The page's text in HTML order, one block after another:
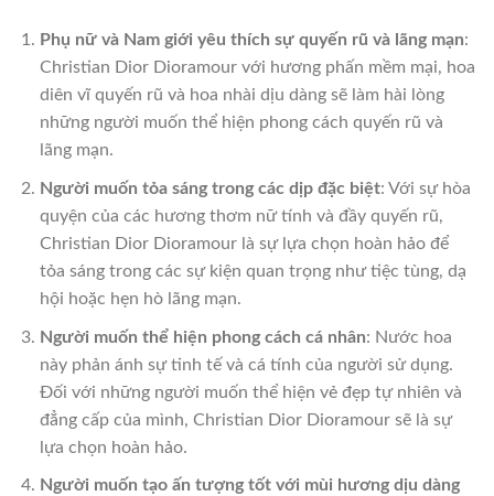
Phụ nữ và Nam giới yêu thích sự quyến rũ và lãng mạn:
Christian Dior Dioramour với hương phấn mềm mại, hoa
diên vĩ quyến rũ và hoa nhài dịu dàng sẽ làm hài lòng
những người muốn thể hiện phong cách quyến rũ và
lãng mạn.
Người muốn tỏa sáng trong các dịp đặc biệt: Với sự hòa
quyện của các hương thơm nữ tính và đầy quyến rũ,
Christian Dior Dioramour là sự lựa chọn hoàn hảo để
tỏa sáng trong các sự kiện quan trọng như tiệc tùng, dạ
hội hoặc hẹn hò lãng mạn.
Người muốn thể hiện phong cách cá nhân: Nước hoa
này phản ánh sự tinh tế và cá tính của người sử dụng.
Đối với những người muốn thể hiện vẻ đẹp tự nhiên và
đẳng cấp của mình, Christian Dior Dioramour sẽ là sự
lựa chọn hoàn hảo.
Người muốn tạo ấn tượng tốt với mùi hương dịu dàng